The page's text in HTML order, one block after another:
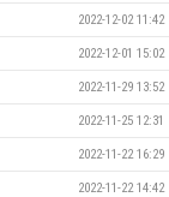
2022-12-02 11:42
2022-12-01 15:02
2022-11-29 13:52
2022-11-25 12:31
2022-11-22 16:29
2022-11-22 14:42